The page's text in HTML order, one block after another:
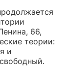
66,
теории:
и